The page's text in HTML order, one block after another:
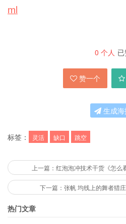
ml
0 个人
赞一个
生成海
标签： 灵活 缺口 跳空
上一篇：红泡泡冲技术干货《怎
下一篇：张帆 均线上的舞者猎
热门文章